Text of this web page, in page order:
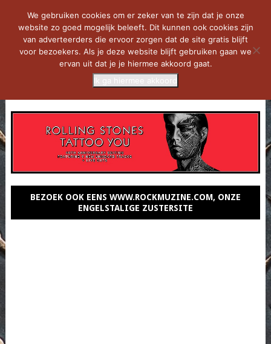
BEZOEK OOK EENS WWW.ROCKMUZINE.COM, ONZE
ENGELSTALIGE ZUSTERSITE
We gebruiken cookies om er zeker van te zijn dat je onze
website zo goed mogelijk beleeft. Dit kunnen ook cookies zijn
van adverteerders die ervoor zorgen dat de site gratis blijft
voor bezoekers. Als je deze website blijft gebruiken gaan we
ervan uit dat je je hiermee akkoord gaat.
Ik ga hiermee akkoord